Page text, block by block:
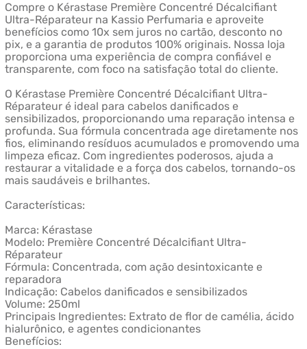
Compre o Kérastase Première Concentré Décalcifiant
Ultra-Réparateur na Kassio Perfumaria e aproveite
benefícios como 10x sem juros no cartão, desconto no
pix, e a garantia de produtos 100% originais. Nossa loja
proporciona uma experiência de compra confiável e
transparente, com foco na satisfação total do cliente.
O Kérastase Première Concentré Décalcifiant Ultra-
Réparateur é ideal para cabelos danificados e
sensibilizados, proporcionando uma reparação intensa e
profunda. Sua fórmula concentrada age diretamente nos
fios, eliminando resíduos acumulados e promovendo uma
limpeza eficaz. Com ingredientes poderosos, ajuda a
restaurar a vitalidade e a força dos cabelos, tornando-os
mais saudáveis e brilhantes.
Características:
Marca: Kérastase
Modelo: Première Concentré Décalcifiant Ultra-
Réparateur
Fórmula: Concentrada, com ação desintoxicante e
reparadora
Indicação: Cabelos danificados e sensibilizados
Volume: 250ml
Principais Ingredientes: Extrato de flor de camélia, ácido
hialurônico, e agentes condicionantes
Benefícios: